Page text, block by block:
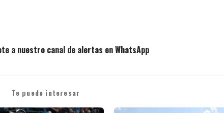
a nuestro canal de alertas en WhatsApp
Te puede interesar